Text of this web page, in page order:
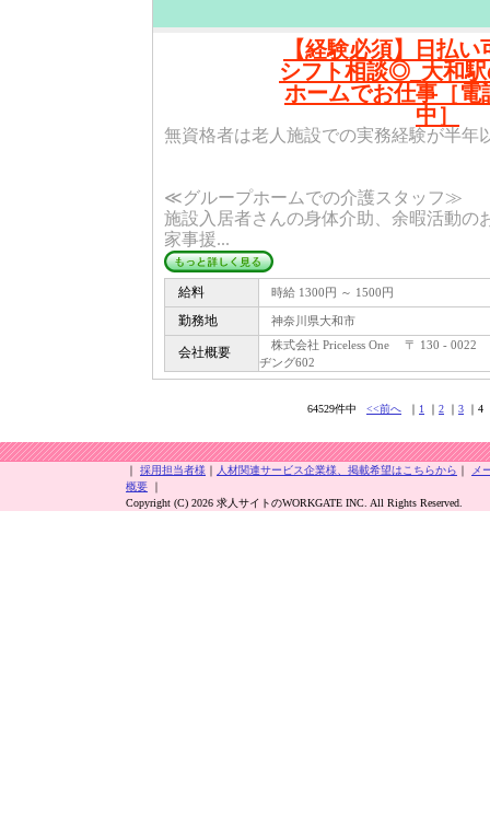
【経験必須】日払
シフト相談◎_大和
ホームでお仕事［電
中］
無資格者は老人施設での実務経験が半年
≪グループホームでの介護スタッフ≫
施設入居者さんの身体介助、余暇活動の
家事援...
給料 時給 1300円 ～ 1500円
勤務地 神奈川県大和市
会社概要
株式会社 Priceless One 〒 130 -
ヂング602
64529件中 <<前へ ｜ 1 ｜ 2 ｜ 3 ｜4
｜ 採用担当者様 ｜ 人材関連サービス企業様、掲載希望はこちらから ｜
メ
概要 ｜
Copyright (C) 2026 求人サイトのWORKGATE INC. All Rights Reserved.